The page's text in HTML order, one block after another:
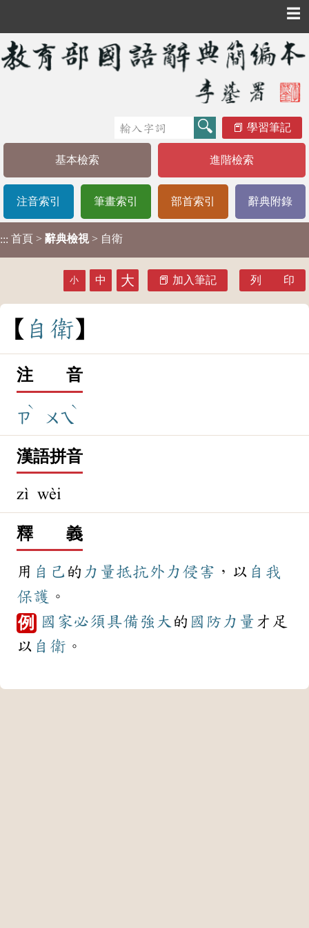
☰
學習筆記
基本檢索 進階檢索
注音索引 筆畫索引 部首索引 辭典附錄
::: 首頁 > 辭典檢視 > 自衛
小 中 大 加入筆記 列 印
自 衛
注 音
ㄗ
ˋ
ㄨㄟ
ˋ
漢語拼音
zì wèi
釋 義
用 自己 的 力量抵抗外力 侵害 ，以 自我
保護 。
例 國家必須 具備 強大 的 國防 力量 才足
以 自衛 。